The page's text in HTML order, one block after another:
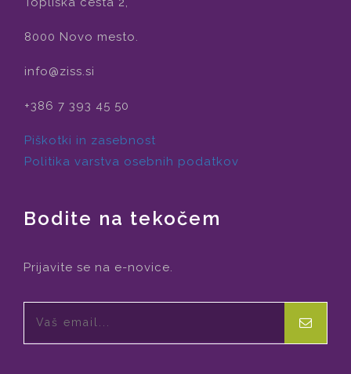
8000 Novo mesto.
info@ziss.si
+386 7 393 45 50
Piškotki in zasebnost
Politika varstva osebnih podatkov
Bodite na tekočem
Prijavite se na e-novice.